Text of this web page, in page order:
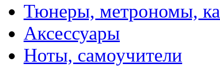
Тюнеры, метрономы,
Аксессуары
Ноты, самоучители